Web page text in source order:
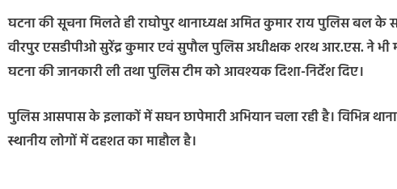
घटना की सूचना मिलते ही राघोपुर थानाध्यक्ष अमित कुमार राय पुलिस
वीरपुर एसडीपीओ सुरेंद्र कुमार एवं सुपौल पुलिस अधीक्षक शरथ आर.एस. ने भी
घटना की जानकारी ली तथा पुलिस टीम को आवश्यक दिशा-निर्देश दिए।
पुलिस आसपास के इलाकों में सघन छापेमारी अभियान चला रही है। विभिन्न
स्थानीय लोगों में दहशत का माहौल है।